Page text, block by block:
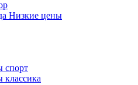
Низкие цены
спорт